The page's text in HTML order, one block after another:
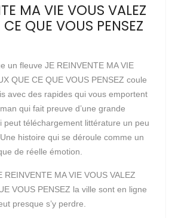
MA VIE VOUS VALEZ
QUE VOUS PENSEZ
un fleuve JE REINVENTE MA VIE
QUE CE QUE VOUS PENSEZ coule
avec des rapides qui vous emportent
qui fait preuve d’une grande
peut téléchargement littérature un peu
histoire qui se déroule comme un
de réelle émotion.
REINVENTE MA VIE VOUS VALEZ
VOUS PENSEZ la ville sont en ligne
presque s’y perdre.